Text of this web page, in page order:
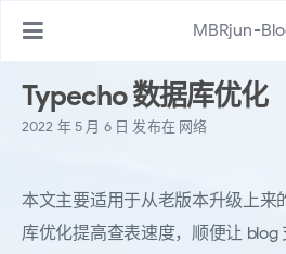
MBRjun-
Typecho 数据库优化
2022 年 5 月 6 日 发布在 网络
本文主要适用于从老版本升级上来
库优化提高查表速度，顺便让 blog